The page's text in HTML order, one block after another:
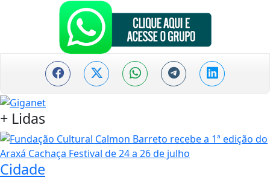
+ Lidas
Cidade